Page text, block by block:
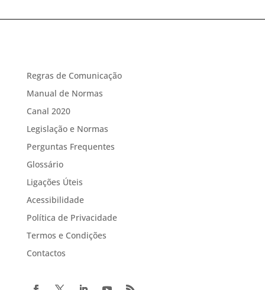
Regras de Comunicação
Manual de Normas
Canal 2020
Legislação e Normas
Perguntas Frequentes
Glossário
Ligações Úteis
Acessibilidade
Política de Privacidade
Termos e Condições
Contactos